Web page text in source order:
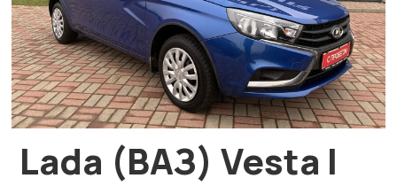
Lada (ВАЗ) Vesta I